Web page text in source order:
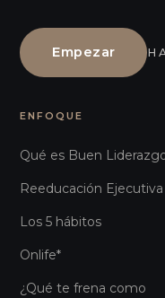
Empezar
ENFOQUE
Qué es Buen
Reeducación Ejecutiva
Los 5 hábitos
Onlife*
¿Qué te frena como